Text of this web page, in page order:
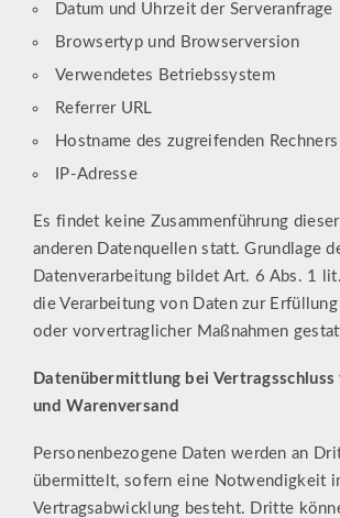
Datum und Uhrzeit der Serveranfrage
Browsertyp und Browserversion
Verwendetes Betriebssystem
Referrer URL
Hostname des zugreifenden Rechners
IP-Adresse
Es findet keine Zusammenführung
anderen Datenquellen statt. Grundlage
Datenverarbeitung bildet Art. 6 Abs. 1
die Verarbeitung von Daten zur Erfüllung
oder vorvertraglicher Maßnahmen
Datenübermittlung bei
und Warenversand
Personenbezogene Daten werden an
übermittelt, sofern eine Notwendigkeit
Vertragsabwicklung besteht. Dritte